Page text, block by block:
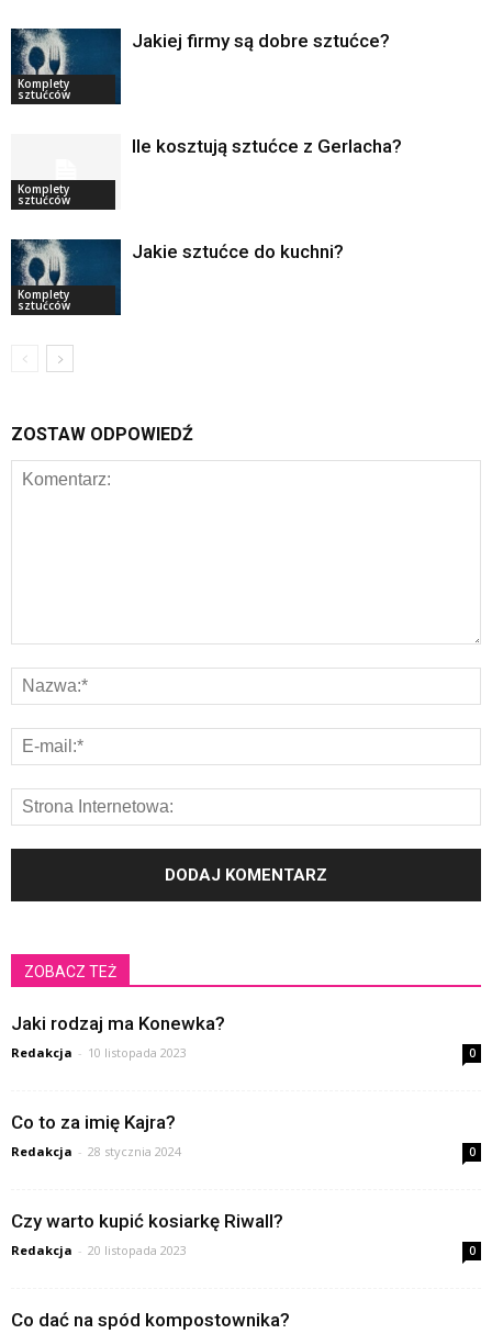
Komplety
sztućców
Jakiej firmy są dobre sztućce?
Komplety
sztućców
Ile kosztują sztućce z Gerlacha?
Komplety
sztućców
Jakie sztućce do kuchni?
ZOSTAW ODPOWIEDŹ
ZOBACZ TEŻ
Jaki rodzaj ma Konewka?
Redakcja - 10 listopada 2023 0
Co to za imię Kajra?
Redakcja - 28 stycznia 2024 0
Czy warto kupić kosiarkę Riwall?
Redakcja - 20 listopada 2023 0
Co dać na spód kompostownika?